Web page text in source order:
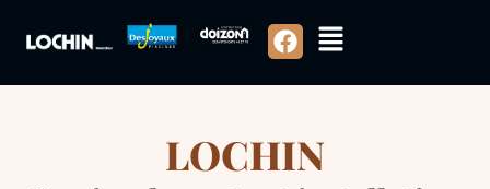
LOCHIN